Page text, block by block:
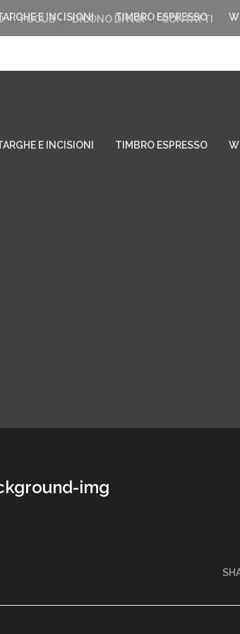
FOCUS DICONO DI NOI CONTATTI
E INCISIONI TIMBRO ESPRESSO
E INCISIONI TIMBRO ESPRESSO
img